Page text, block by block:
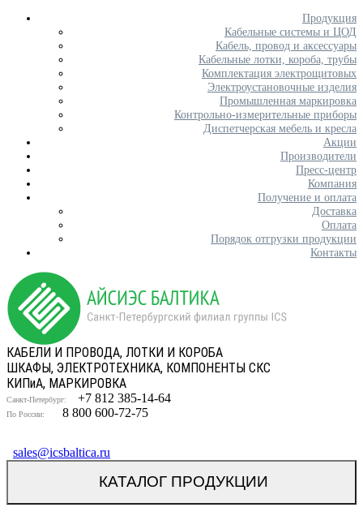
Продукция
Кабельные системы и ЦОД
Кабель, провод и аксессуары
Кабельные лотки, короба, трубы
Комплектация электрощитовых
Электроустановочные изделия
Промышленная маркировка
Контрольно-измерительные приборы
Диспетчерская мебель и кресла
Акции
Производители
Пресс-центр
Компания
Получение и оплата
Доставка
Оплата
Порядок отгрузки продукции
Контакты
КАБЕЛИ И ПРОВОДА, ЛОТКИ И КОРОБА
ШКАФЫ, ЭЛЕКТРОТЕХНИКА, КОМПОНЕНТЫ СКС
КИПиА, МАРКИРОВКА
Санкт-Петербург: +7 812 385-14-64
По России: 8 800 600-72-75
sales@icsbaltica.ru
КАТАЛОГ ПРОДУКЦИИ